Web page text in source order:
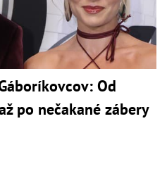
Od
po nečakané zábery